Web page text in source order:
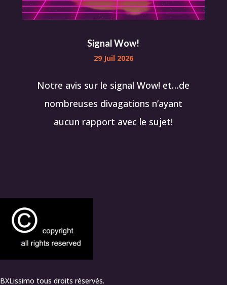
Signal Wow!
29 Juil 2026
Notre avis sur le signal Wow! et…de
nombreuses divagations n’ayant
aucun rapport avec le sujet!
BXLissimo tous droits réservés.